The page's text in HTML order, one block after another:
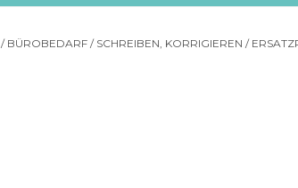
/ BÜROBEDARF / SCHREIBEN, KORRIGIEREN /